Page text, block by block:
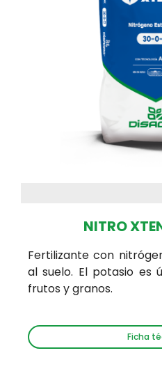
NITRO
Fertilizante con
al suelo. El potasio es
frutos y granos.
Ficha